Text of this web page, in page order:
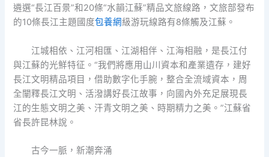
遴選“長江百景”和20條“水韻江蘇”精品文旅線路，文旅部發布
的10條長江主題國度包養網級游玩線路有8條觸及江蘇。
江城相依、江河相匯、江湖相伴、江海相融，是長江付
與江蘇的光鮮特征。“我們將應用山川資本和產業遺存，建好
長江文明精品項目，借助數字化手腕，整合全流域資本，周
全闡釋長江文明、活潑講好長江故事，向國內外充足展現長
江的生態文明之美、汗青文明之美、時期精力之美。”江蘇省
省長許昆林說。
古今一脈，新潮奔涌